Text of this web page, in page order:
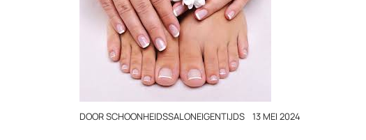
DOORSCHOONHEIDSSALONEIGENTIJDS 13 MEI 2024